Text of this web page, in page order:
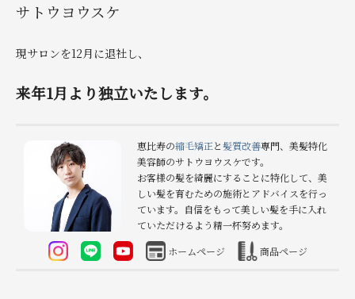
サトウヨウスケ
現サロンを12月に退社し、
来年1月より独立いたします。
恵比寿の縮毛矯正と髪質改善専門、美髪特化
美容師のサトウヨウスケです。
お客様の髪を綺麗にすることに特化して、美
しい髪を育むための施術とアドバイスを行っ
ています。自信をもって美しい髪を手に入れ
ていただけるよう精一杯努めます。
ホームページ
商品ページ